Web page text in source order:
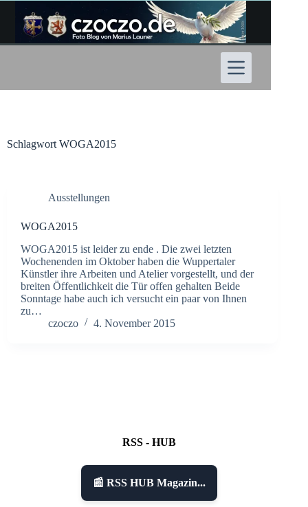
Inhalt
springen
Schlagwort WOGA2015
Ausstellungen
WOGA2015
WOGA2015 ist leider zu ende . Die zwei letzten
Wochenenden im Oktober haben die Wuppertaler
Künstler ihre Arbeiten und Atelier vorgestellt, und der
breiten Öffentlichkeit die Tür offen gehalten Beide
Sonntage habe auch ich versucht ein paar von Ihnen
zu…
czoczo
4. November 2015
RSS - HUB
📰 RSS HUB Magazin...